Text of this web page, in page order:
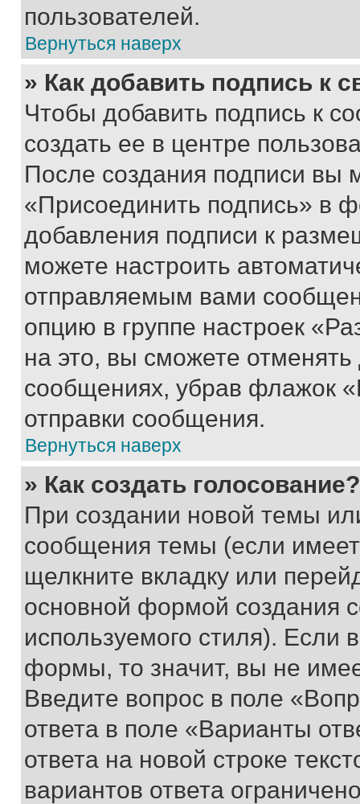
пользователей.
Вернуться наверх
» Как добавить подпись к
Чтобы добавить подпись к
создать ее в центре
После создания подписи вы
«Присоединить подпись» в
добавления подписи к
можете настроить
отправляемым вами
опцию в группе настроек
на это, вы сможете
сообщениях, убрав флажок
отправки сообщения.
Вернуться наверх
» Как создать голосование?
При создании новой темы
сообщения темы (если
щелкните вкладку или
основной формой создания
используемого стиля). Если
формы, то значит, вы не
Введите вопрос в поле
ответа в поле «Варианты
ответа на новой строке
вариантов ответа